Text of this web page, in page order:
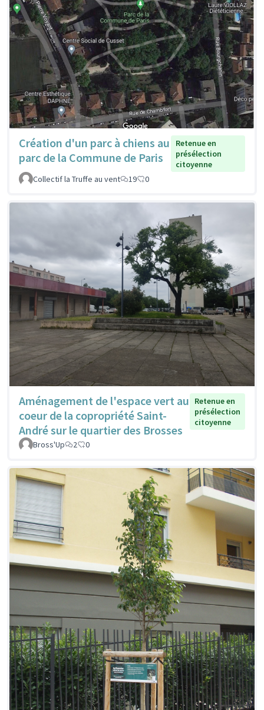
Création d'un parc à chiens au
parc de la Commune de Paris
Retenue en
présélection
citoyenne
Collectif la Truffe au vent
19 0
Aménagement de l'espace vert au
coeur de la copropriété Saint-
André sur le quartier des Brosses
Retenue en
présélection
citoyenne
Bross'Up 2 0